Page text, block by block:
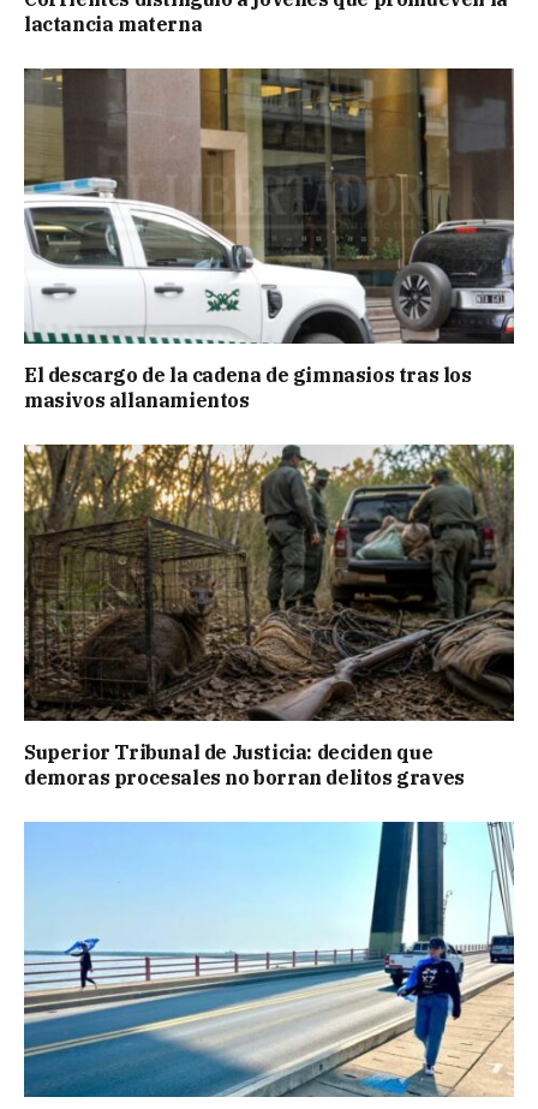
lactancia materna
El descargo de la cadena de gimnasios tras los
masivos allanamientos
Superior Tribunal de Justicia: deciden que
demoras procesales no borran delitos graves